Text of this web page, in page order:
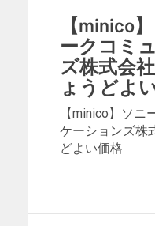
【minico
ークコミ
ズ株式会
ょうどよ
【minico】ソ
ケーションズ株
どよい価格